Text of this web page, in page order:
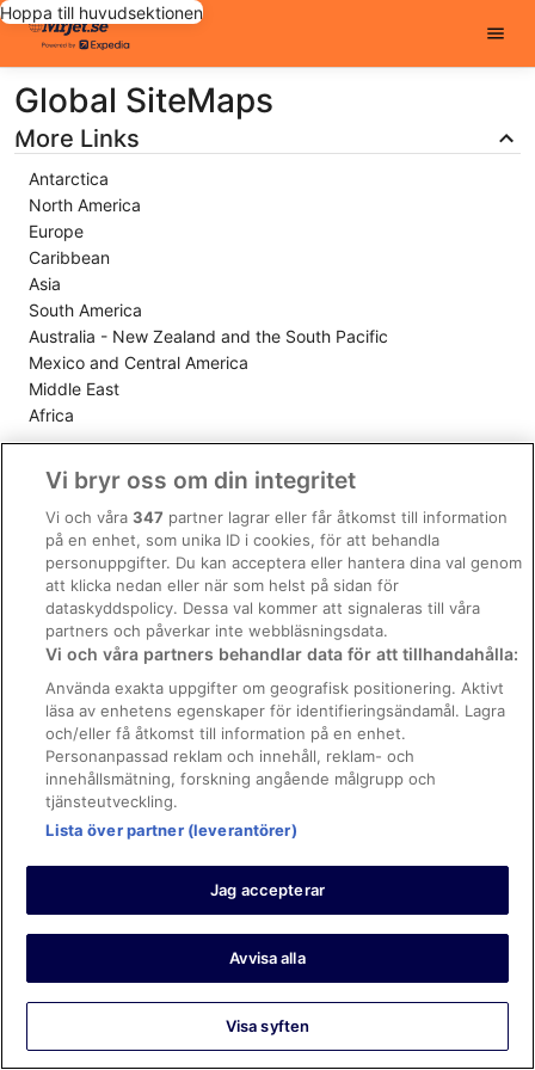
Hoppa till huvudsektionen
Global SiteMaps
More Links
Antarctica
North America
Europe
Caribbean
Asia
South America
Australia - New Zealand and the South Pacific
Mexico and Central America
Middle East
Africa
https://www.mrjet.se/Europa-Hotell.d6022967.Resmal-med-
hotell
https://www.mrjet.se/Antarktis-Hotell.d11700.Resmal-med-
hotell
https://www.mrjet.se/Asien-Hotell.d6023099.Resmal-med-
hotell
https://www.mrjet.se/Mexiko-Och-Centralamerika-
Hotell.d6023181.Resmal-med-hotell
https://www.mrjet.se/Australien-Nya-Zeeland-Och-Sodra-
Stillahavsomradet-Hotell.d6023180.Resmal-med-hotell
https://www.mrjet.se/Sydamerika-Hotell.d6023117.Resmal-
med-hotell
https://www.mrjet.se/Nordamerika-Hotell.d500001.Resmal-
med-hotell
https://www.mrjet.se/Vastindien-Hotell.d6022969.Resmal-
https://www.mrjet.se/Afrika-Hotell.d6023185.Resmal-med-
https://www.mrjet.se/Mellanostern-Hotell.d6023182.Resmal-
Vi bryr oss om din integritet
Vi och våra347 partner lagrar eller får åtkomst till information
på en enhet, som unika ID i cookies, för att behandla
personuppgifter. Du kan acceptera eller hantera dina val genom
att klicka nedan eller när som helst på sidan för
dataskyddspolicy. Dessa val kommer att signaleras till våra
partners och påverkar inte webbläsningsdata.
Vi och våra partners behandlar data för att tillhandahålla:
Använda exakta uppgifter om geografisk positionering. Aktivt
läsa av enhetens egenskaper för identifieringsändamål. Lagra
och/eller få åtkomst till information på en enhet.
Personanpassad reklam och innehåll, reklam- och
innehållsmätning, forskning angående målgrupp och
tjänsteutveckling.
Lista över partner (leverantörer)
Jag accepterar
Avvisa alla
Visa syften